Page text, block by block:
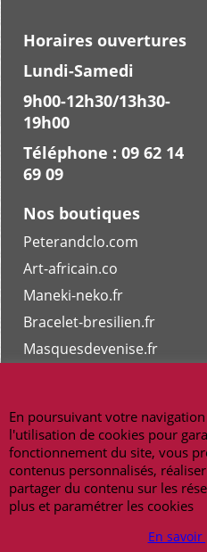
Horaires ouvertures
Lundi-Samedi
9h00-12h30/13h30-
19h00
Téléphone : 09 62 14
69 09
Nos boutiques
Peterandclo.com
Art-africain.co
Maneki-neko.fr
Bracelet-bresilien.fr
Masquesdevenise.fr
Copyright
En poursuivant votre
l'utilisation de cookies pour
fonctionnement du site, vous
contenus personnalisés,
partager du contenu sur les
plus et paramétrer les cookies
En savoir